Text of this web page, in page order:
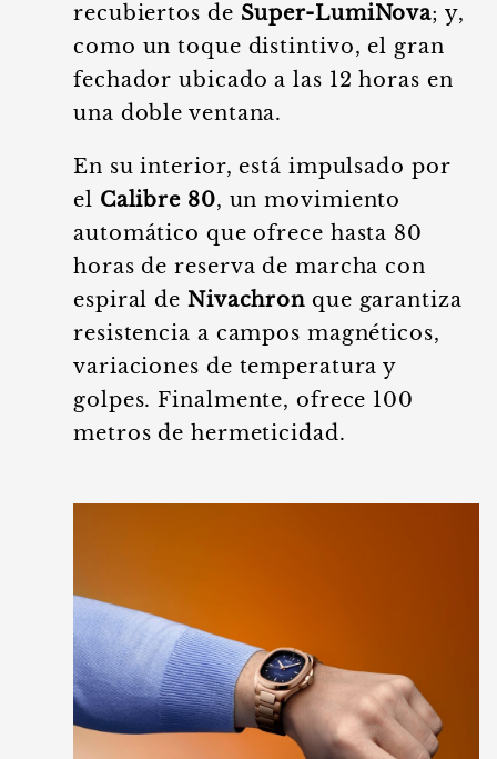
recubiertos de Super-LumiNova; y,
como un toque distintivo, el gran
fechador ubicado a las 12 horas en
una doble ventana.
En su interior, está impulsado por
el Calibre 80, un movimiento
automático que ofrece hasta 80
horas de reserva de marcha con
espiral de Nivachron que garantiza
resistencia a campos magnéticos,
variaciones de temperatura y
golpes. Finalmente, ofrece 100
metros de hermeticidad.